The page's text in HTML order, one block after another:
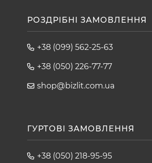
РОЗДРІБНІ ЗАМОВЛЕННЯ
+38 (099) 562-25-63
+38 (050) 226-77-77
shop@bizlit.com.ua
ГУРТОВІ ЗАМОВЛЕННЯ
+38 (050) 218-95-95